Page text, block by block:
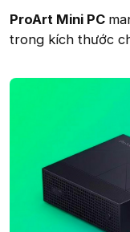
ProArt Mini PC
trong kích thước